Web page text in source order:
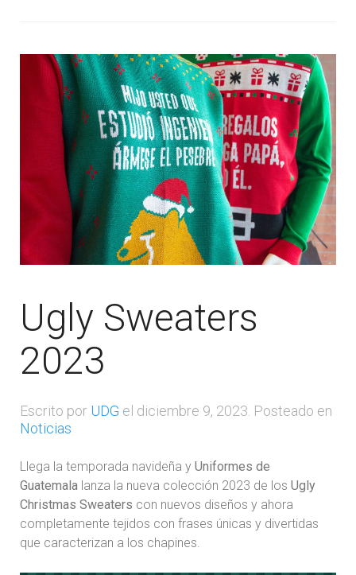
Ugly Sweaters
2023
Escrito por UDG el diciembre 9, 2023. Posteado en
Noticias
Llega la temporada navideña y Uniformes de
Guatemala lanza la nueva colección 2023 de los Ugly
Christmas Sweaters con nuevos diseños y ahora
completamente tejidos con frases únicas y divertidas
que caracterizan a los chapines.